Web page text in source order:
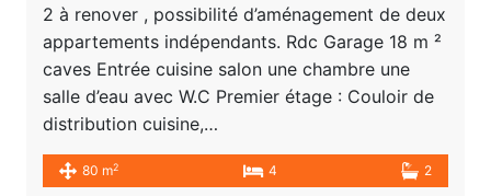
2 à renover , possibilité d’aménagement de deux
appartements indépendants. Rdc Garage 18 m ²
caves Entrée cuisine salon une chambre une
salle d’eau avec W.C Premier étage : Couloir de
distribution cuisine,…
80 m2 4 2